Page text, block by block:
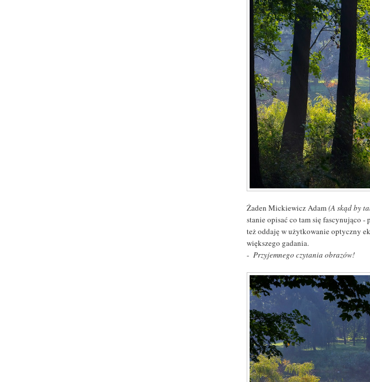
Żaden Mickiewicz Adam(A skąd by
stanie opisać co tam się fascynująco
też oddaję w użytkowanie optyczny
większego gadania.
-Przyjemnego czytania obrazów!